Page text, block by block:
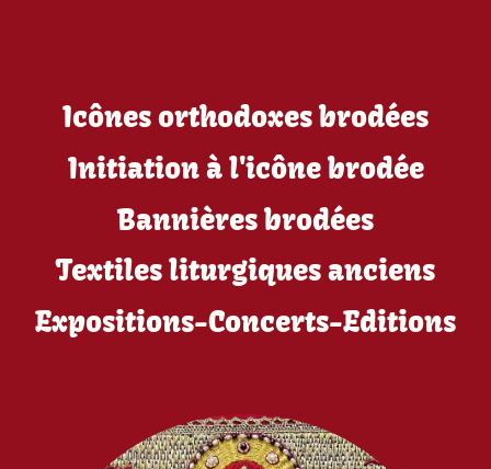
Icônes orthodoxes brodées
Initiation à l'icône brodée
Bannières brodées
Textiles liturgiques anciens
Expositions-Concerts-Editions